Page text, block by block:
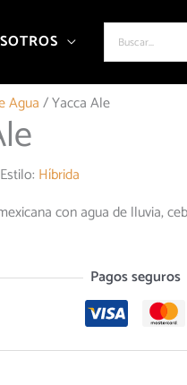
Agua/ Yacca Ale
Estilo: Híbrida
con agua de lluvia,
Pagos seguros